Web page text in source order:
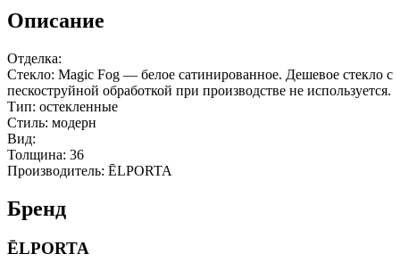
Описание
Отделка:
Стекло: Magic Fog — белое сатинированное. Дешевое стекло с
пескоструйной обработкой при производстве не используется.
Тип: остекленные
Стиль: модерн
Вид:
Толщина: 36
Производитель: ĒLPORTA
Бренд
ĒLPORTA